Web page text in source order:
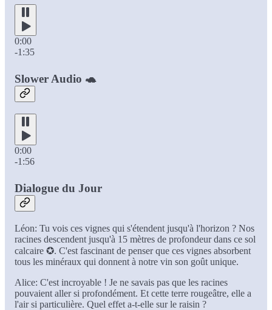
0:00
-1:35
Slower Audio 🐢
0:00
-1:56
Dialogue du Jour
Léon: Tu vois ces vignes qui s'étendent jusqu'à l'horizon ? Nos
racines descendent jusqu'à 15 mètres de profondeur dans ce sol
calcaire ✪. C'est fascinant de penser que ces vignes absorbent
tous les minéraux qui donnent à notre vin son goût unique.
Alice: C'est incroyable ! Je ne savais pas que les racines
pouvaient aller si profondément. Et cette terre rougeâtre, elle a
l'air si particulière. Quel effet a-t-elle sur le raisin ?